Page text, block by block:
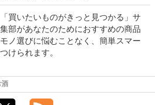
買いたいものがきっと見つかる」サ
部があなたのためにおすすめの商品
ノ選びに悩むことなく、簡単スマー
けられます。
酒